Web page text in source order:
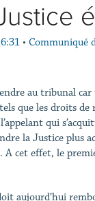
• Communiqué
au tribunal
que les droits
qui
la Justice plus
A cet effet, le
aujourd’hui